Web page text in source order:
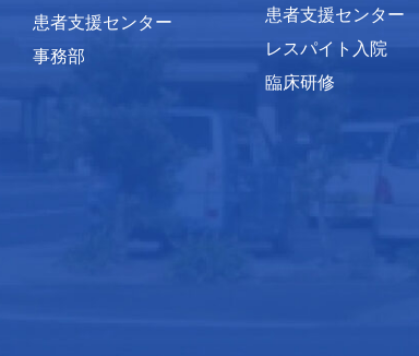
患者支援センター
事務部
患者支援センター
レスパイト入院
臨床研修